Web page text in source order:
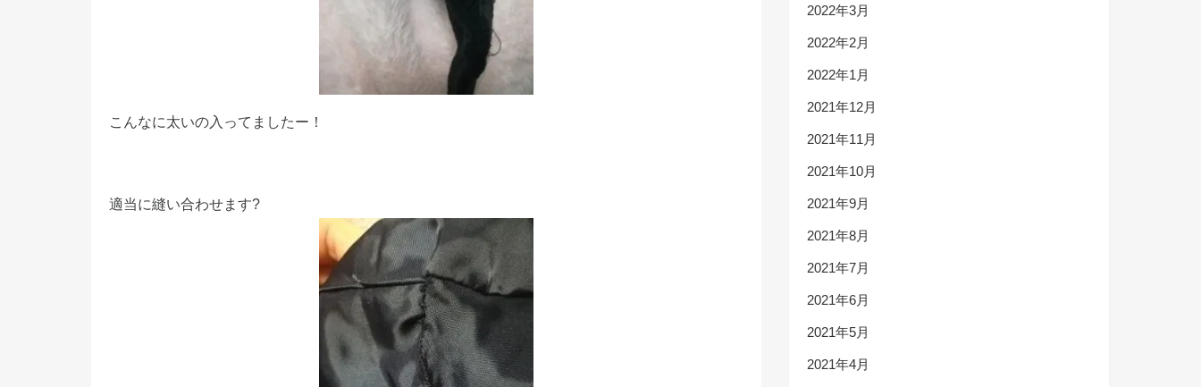
こんなに太いの入ってましたー！
適当に縫い合わせます?
2022年3月
2022年2月
2022年1月
2021年12月
2021年11月
2021年10月
2021年9月
2021年8月
2021年7月
2021年6月
2021年5月
2021年4月